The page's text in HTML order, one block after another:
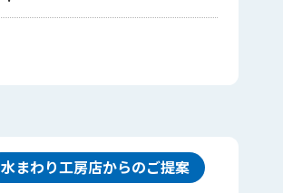
水まわり工房店からのご提案